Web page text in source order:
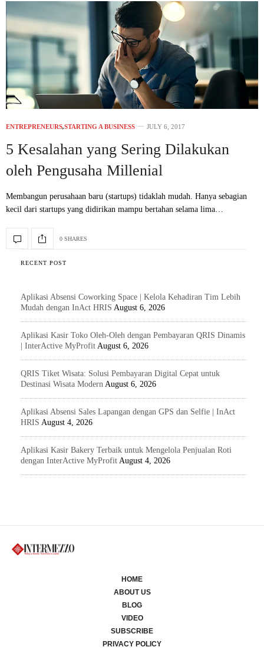
ENTREPRENEURS,STARTING A BUSINESS JULY 6, 2017
5 Kesalahan yang Sering Dilakukan
oleh Pengusaha Millenial
Membangun perusahaan baru (startups) tidaklah mudah. Hanya sebagian
kecil dari startups yang didirikan mampu bertahan selama lima…
0 SHARES
RECENT POST
Aplikasi Absensi Coworking Space | Kelola Kehadiran Tim Lebih
Mudah dengan InAct HRIS August 6, 2026
Aplikasi Kasir Toko Oleh-Oleh dengan Pembayaran QRIS Dinamis
| InterActive MyProfit August 6, 2026
QRIS Tiket Wisata: Solusi Pembayaran Digital Cepat untuk
Destinasi Wisata Modern August 6, 2026
Aplikasi Absensi Sales Lapangan dengan GPS dan Selfie | InAct
HRIS August 4, 2026
Aplikasi Kasir Bakery Terbaik untuk Mengelola Penjualan Roti
dengan InterActive MyProfit August 4, 2026
HOME
ABOUT US
BLOG
VIDEO
SUBSCRIBE
PRIVACY POLICY